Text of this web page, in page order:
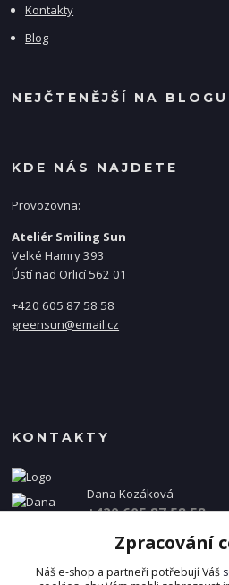
Kontakty
Blog
NEJČTENĚJŠÍ NA BLOGU
KDE NÁS NAJDETE
Provozovna:
Ateliér Smiling Sun
Velké Hamry 393
Ústí nad Orlicí 562 01
+420 605 87 58 58
greensun@email.cz
KONTAKTY
Dana Kozáková
+420 605 87 58 58
info@danakozakova.cz
Zpracování
Náš e-shop a partneři potřebují Váš